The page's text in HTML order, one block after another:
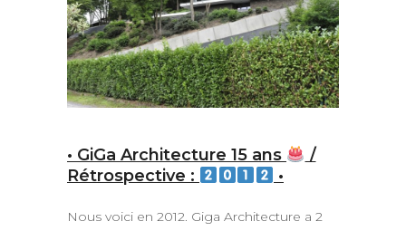
• GiGa Architecture 15 ans
/
Rétrospective :
•
Nous voici en 2012. Giga Architecture a 2